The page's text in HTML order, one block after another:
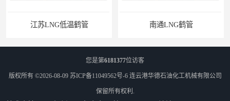
江苏LNG低温鹤管 南通LNG鹤管
您是第6181377位访客
版权所有 ©2026-08-09 苏ICP备11049562号-6 连云港华德石油化工机械有限公司
保留所有权利.